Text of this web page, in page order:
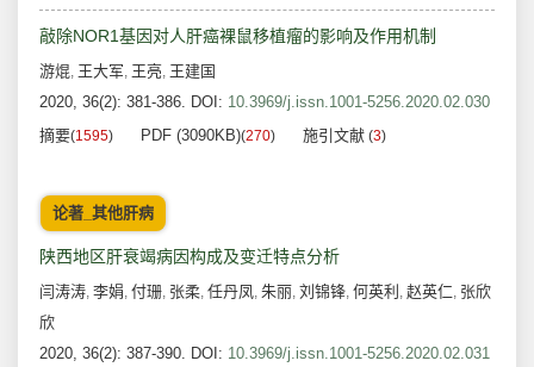
敲除NOR1基因对人肝癌裸鼠移植瘤的影响及作用机制
游焜, 王大军, 王亮, 王建国
2020, 36(2): 381-386. DOI: 10.3969/j.issn.1001-5256.2020.02.030
摘要(1595) PDF (3090KB)(270) 施引文献 (3)
论著_其他肝病
陕西地区肝衰竭病因构成及变迁特点分析
闫涛涛, 李娟, 付珊, 张柔, 任丹凤, 朱丽, 刘锦锋, 何英利 , 赵英仁, 张欣
欣
2020, 36(2): 387-390. DOI: 10.3969/j.issn.1001-5256.2020.02.031